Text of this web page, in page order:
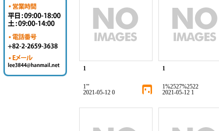
1
1'"
2021-05-12 0
1
1%2527%2522
2021-05-12 1